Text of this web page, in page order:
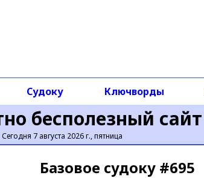
бесполезный сайт
Сегодня 7 августа 2026 г., пятница
Судоку Ключворды
Базовое cудоку #695